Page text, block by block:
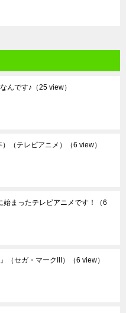
んです♪ （25 view）
（テレビアニメ） （6 view）
まったテレビアニメです！
（6
（セガ・マークIII） （6 view）